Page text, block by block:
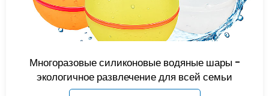
Многоразовые силиконовые водяные шары -
экологичное развлечение для всей семьи